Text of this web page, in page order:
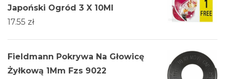
Japoński Ogród 3 X 10Ml
17.55 zł
Fieldmann Pokrywa Na Głowicę
Żyłkową 1Mm Fzs 9022